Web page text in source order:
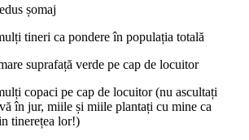
șomaj
tineri ca pondere în populația totală
suprafață verde pe cap de locuitor
copaci pe cap de locuitor (nu ascultați
în jur, miile și miile plantați cu mine ca
tinerețea lor!)